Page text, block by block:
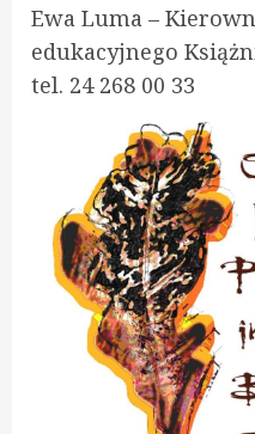
Ewa Luma –
edukacyjnego
tel. 24 268 00 33